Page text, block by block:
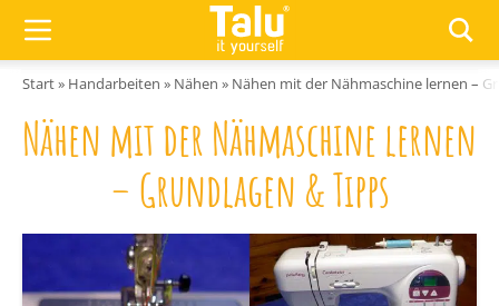
Start» Handarbeiten » Nähen » Nähen mit der Nähmaschine lernen –
Nähen mit der Nähmaschine lernen
– Grundlagen & Tipps